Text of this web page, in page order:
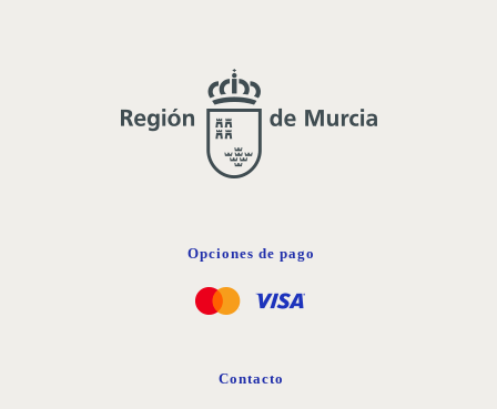
Opciones de pago
Contacto